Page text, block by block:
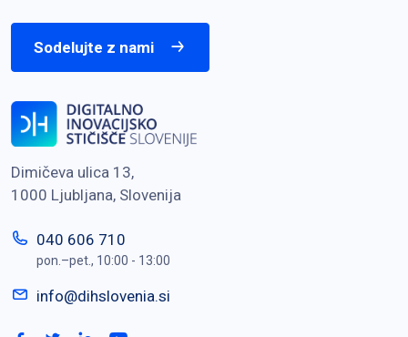
Sodelujte z nami
Dimičeva ulica 13,
1000 Ljubljana, Slovenija
040 606 710
pon.–pet., 10:00 - 13:00
info@dihslovenia.si